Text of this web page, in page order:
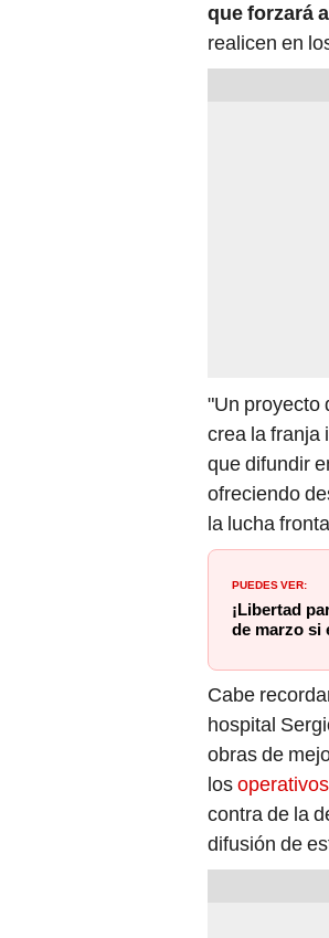
que forzará
realicen en
"Un proyecto
crea la franja
que difundir
ofreciendo
la lucha
PUEDES VER:
¡Libertad
de marzo si
Cabe
hospital
obras de
los
contra de la
difusión de